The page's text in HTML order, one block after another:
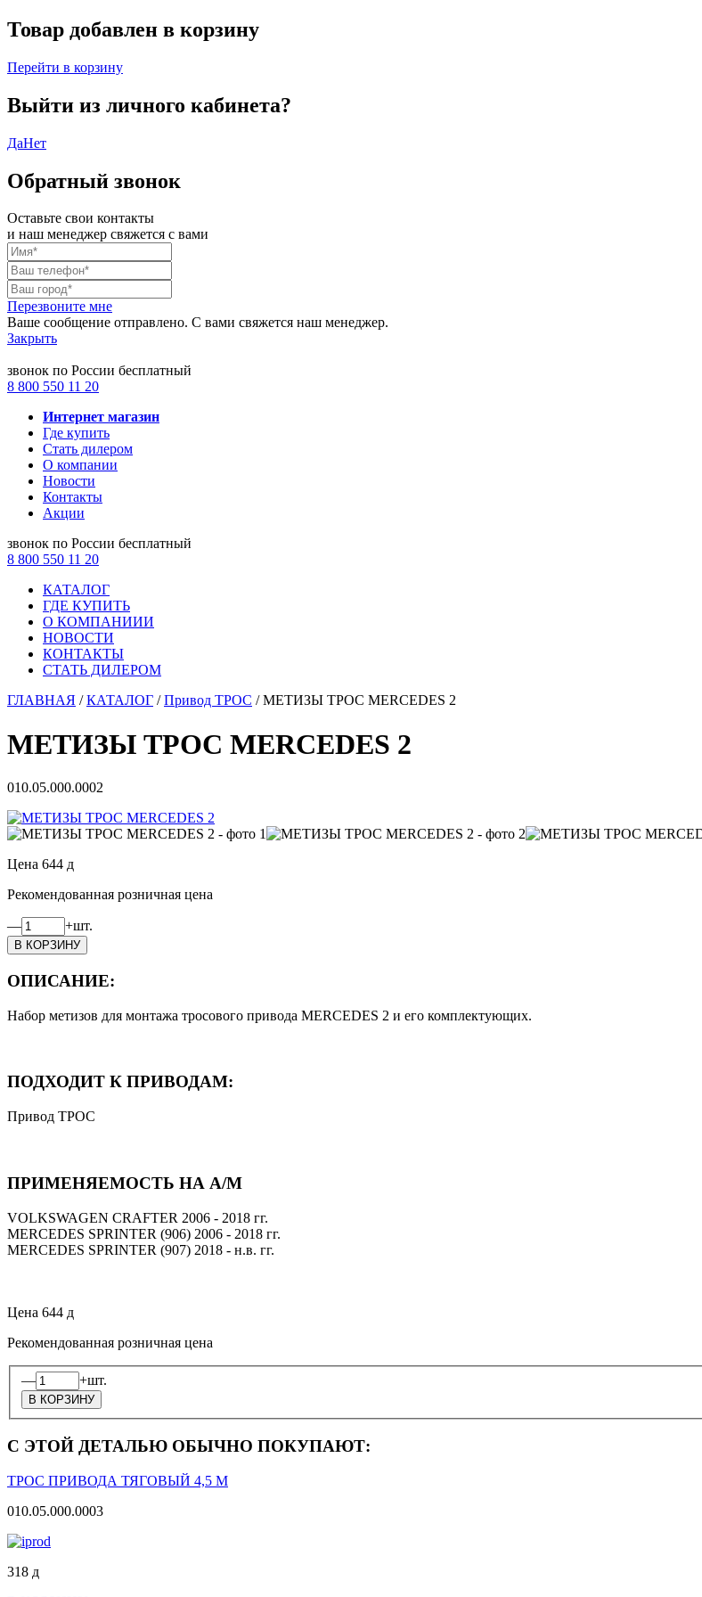
Товар добавлен в корзину
Перейти в корзину
Выйти из личного кабинета?
ДаНет
Обратный звонок
Оставьте свои контакты
и наш менеджер свяжется с вами
Перезвоните мне
Ваше сообщение отправлено. С вами свяжется наш менеджер.
Закрыть
звонок по России бесплатный
8 800 550 11 20
Интернет магазин
Где купить
Стать дилером
О компании
Новости
Контакты
Акции
звонок по России бесплатный
8 800 550 11 20
КАТАЛОГ
ГДЕ КУПИТЬ
О КОМПАНИИИ
НОВОСТИ
КОНТАКТЫ
СТАТЬ ДИЛЕРОМ
ГЛАВНАЯ /КАТАЛОГ /Привод ТРОС /МЕТИЗЫ ТРОС MERCEDES 2
МЕТИЗЫ ТРОС MERCEDES 2
010.05.000.0002
Цена 644 д
Рекомендованная розничная цена
— +шт.
ОПИСАНИЕ:
Набор метизов для монтажа тросового привода MERCEDES 2 и его комплектующих.
ПОДХОДИТ К ПРИВОДАМ:
Привод ТРОС
ПРИМЕНЯЕМОСТЬ НА А/М
VOLKSWAGEN CRAFTER 2006 - 2018 гг.
MERCEDES SPRINTER (906) 2006 - 2018 гг.
MERCEDES SPRINTER (907) 2018 - н.в. гг.
Цена 644 д
Рекомендованная розничная цена
— +шт.
С ЭТОЙ ДЕТАЛЬЮ ОБЫЧНО ПОКУПАЮТ:
ТРОС ПРИВОДА ТЯГОВЫЙ 4,5 М
010.05.000.0003
318 д